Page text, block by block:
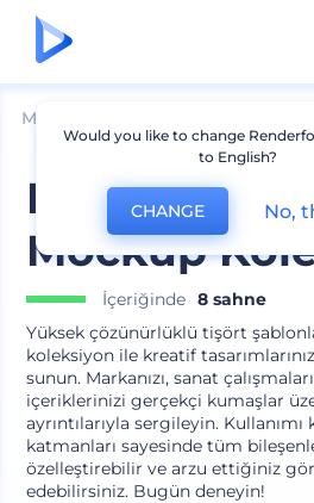
Mockuplar
Premium
Mockup
İçeriğinde 8 sahne
Yüksek çözünürlüklü tişört
koleksiyon ile kreatif
sunun. Markanızı, sanat
içeriklerinizi gerçekçi kumaşlar
ayrıntılarıyla sergileyin. Kullanımı
katmanları sayesinde tüm
özelleştirebilir ve arzu ettiğiniz
edebilirsiniz. Bugün deneyin!
Would you like to change
to English?
CHANGE No,